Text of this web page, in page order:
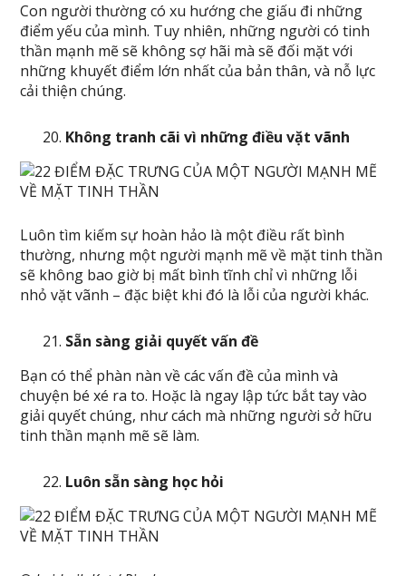
Con người thường có xu hướng che giấu đi những
điểm yếu của mình. Tuy nhiên, những người có tinh
thần mạnh mẽ sẽ không sợ hãi mà sẽ đối mặt với
những khuyết điểm lớn nhất của bản thân, và nỗ lực
cải thiện chúng.
Không tranh cãi vì những điều vặt vãnh
Luôn tìm kiếm sự hoàn hảo là một điều rất bình
thường, nhưng một người mạnh mẽ về mặt tinh thần
sẽ không bao giờ bị mất bình tĩnh chỉ vì những lỗi
nhỏ vặt vãnh – đặc biệt khi đó là lỗi của người khác.
Sẵn sàng giải quyết vấn đề
Bạn có thể phàn nàn về các vấn đề của mình và
chuyện bé xé ra to. Hoặc là ngay lập tức bắt tay vào
giải quyết chúng, như cách mà những người sở hữu
tinh thần mạnh mẽ sẽ làm.
Luôn sẵn sàng học hỏi